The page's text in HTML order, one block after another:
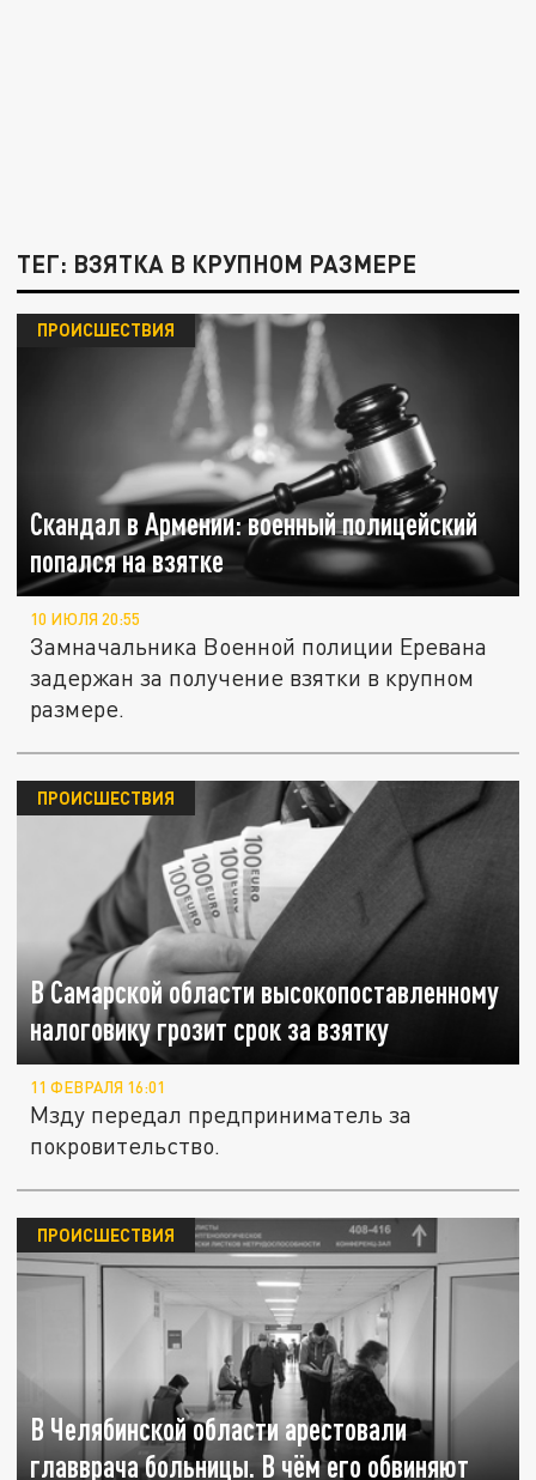
ТЕГ: ВЗЯТКА В КРУПНОМ РАЗМЕРЕ
Скандал в Армении: военный полицейский
попался на взятке
ПРОИСШЕСТВИЯ
10 ИЮЛЯ 20:55
Замначальника Военной полиции Еревана
задержан за получение взятки в крупном
размере.
В Самарской области высокопоставленному
налоговику грозит срок за взятку
ПРОИСШЕСТВИЯ
11 ФЕВРАЛЯ 16:01
Мзду передал предприниматель за
покровительство.
В Челябинской области арестовали
главврача больницы. В чём его обвиняют
ПРОИСШЕСТВИЯ